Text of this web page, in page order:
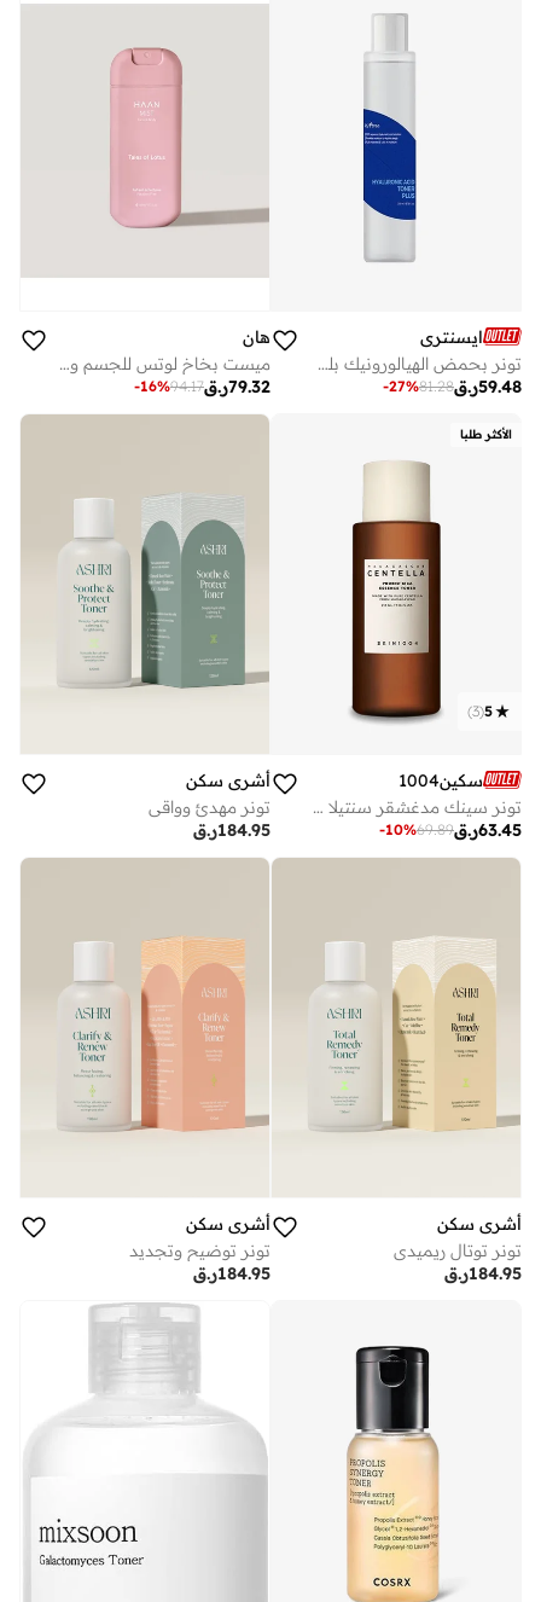
ايسنتري
تونر بحمض الهيالورونيك بلس – 200 مل
ر.ق59.48
81.28
-27%
هان
ميست بخاخ لوتس للجسم والوجه
ر.ق79.32
94.17
-16%
الأكثر طلبا
5
(
3
)
سكين1004
تونر سينك مدغشقر سنتيلا بروبيوسيكا 210 مل
ر.ق63.45
69.89
-10%
أشري سكن
تونر مهدئ وواقي
ر.ق184.95
أشري سكن
تونر توتال ريميدي
ر.ق184.95
أشري سكن
تونر توضيح وتجديد
ر.ق184.95